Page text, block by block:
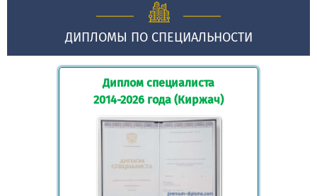
ДИПЛОМЫ ПО СПЕЦИАЛЬНОСТИ
Диплом специалиста
2014-2026 года (Киржач)